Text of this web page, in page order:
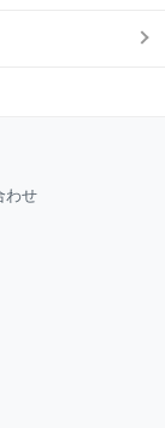
わせ